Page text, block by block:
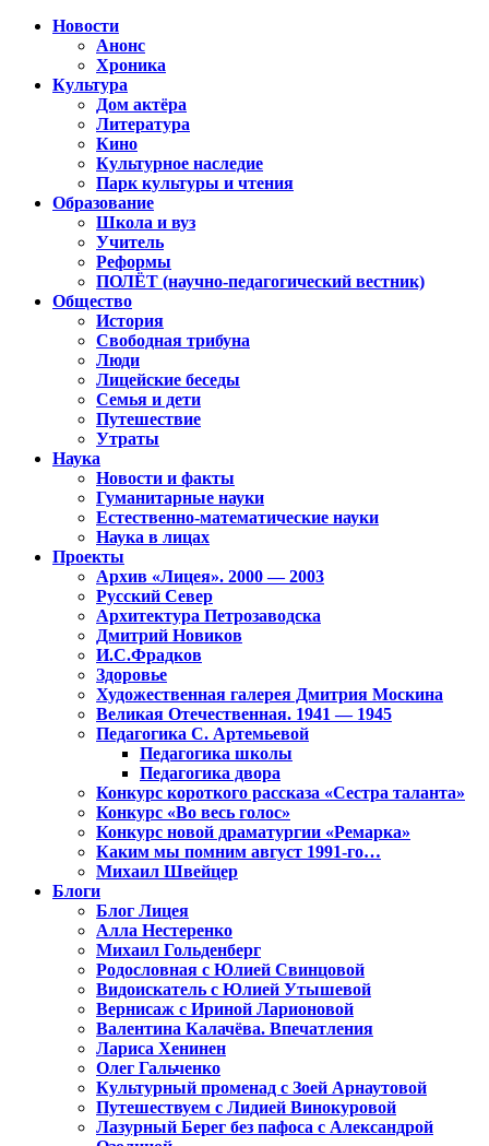
Новости
Анонс
Хроника
Культура
Дом актёра
Литература
Кино
Культурное наследие
Парк культуры и чтения
Образование
Школа и вуз
Учитель
Реформы
ПОЛЁТ (научно-педагогический вестник)
Общество
История
Свободная трибуна
Люди
Лицейские беседы
Семья и дети
Путешествие
Утраты
Наука
Новости и факты
Гуманитарные науки
Естественно-математические науки
Наука в лицах
Проекты
Архив «Лицея». 2000 — 2003
Русский Север
Архитектура Петрозаводска
Дмитрий Новиков
И.С.Фрадков
Здоровье
Художественная галерея Дмитрия Москина
Великая Отечественная. 1941 — 1945
Педагогика С. Артемьевой
Педагогика школы
Педагогика двора
Конкурс короткого рассказа «Сестра таланта»
Конкурс «Во весь голос»
Конкурс новой драматургии «Ремарка»
Каким мы помним август 1991-го…
Михаил Швейцер
Блоги
Блог Лицея
Алла Нестеренко
Михаил Гольденберг
Родословная с Юлией Свинцовой
Видоискатель с Юлией Утышевой
Вернисаж с Ириной Ларионовой
Валентина Калачёва. Впечатления
Лариса Хенинен
Олег Гальченко
Культурный променад с Зоей Арнаутовой
Путешествуем с Лидией Винокуровой
Лазурный Берег без пафоса с Александрой